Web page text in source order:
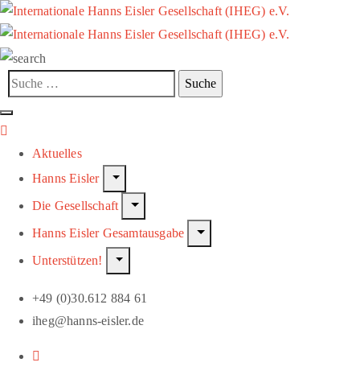
Aktuelles
Hanns Eisler
Die Gesellschaft
Hanns Eisler Gesamtausgabe
Unterstützen!
+49 (0)30.612 884 61
iheg@hanns-eisler.de